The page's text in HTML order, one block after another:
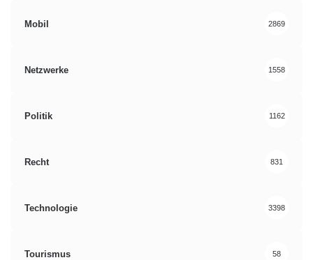
Mobil 2869
Netzwerke 1558
Politik 1162
Recht 831
Technologie 3398
Tourismus 58